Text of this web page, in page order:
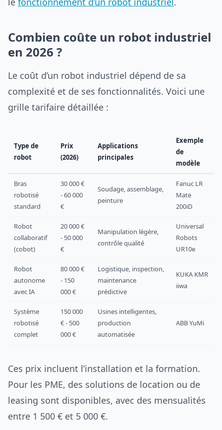
Combien coûte un robot industriel
en 2026 ?
Le coût d’un robot industriel dépend de sa
complexité et de ses fonctionnalités. Voici une
grille tarifaire détaillée :
Type de
robot
Prix
(2026)
Applications
principales
Exemple
de
modèle
Bras
robotisé
standard
30 000 €
- 60 000
€
Soudage, assemblage,
peinture
Fanuc LR
Mate
200iD
Robot
collaboratif
(cobot)
20 000 €
- 50 000
€
Manipulation légère,
contrôle qualité
Universal
Robots
UR10e
Robot
autonome
avec IA
80 000 €
- 150
000 €
Logistique, inspection,
maintenance
prédictive
KUKA KMR
iiwa
Système
robotisé
complet
150 000
€ - 500
000 €
Usines intelligentes,
production
automatisée
ABB YuMi
Ces prix incluent l’installation et la formation.
Pour les PME, des solutions de location ou de
leasing sont disponibles, avec des mensualités
entre 1 500 € et 5 000 €.